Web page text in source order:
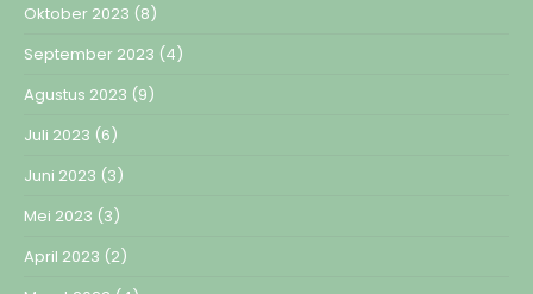
Oktober 2023 (8)
September 2023 (4)
Agustus 2023 (9)
Juli 2023 (6)
Juni 2023 (3)
Mei 2023 (3)
April 2023 (2)